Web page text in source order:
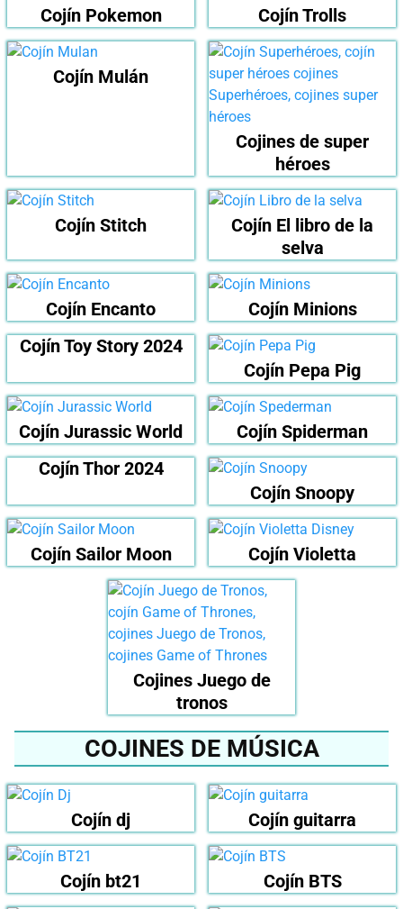
Cojín Pokemon Cojín Trolls
Cojín Mulán
Cojines de super
héroes
Cojín Stitch
Cojín El libro de la
selva
Cojín Encanto
Cojín Minions
Cojín Toy Story 2024
Cojín Pepa Pig
Cojín Jurassic World
Cojín Spiderman
Cojín Thor 2024
Cojín Snoopy
Cojín Sailor Moon Cojín Violetta
Cojines Juego de
tronos
COJINES DE MÚSICA
Cojín dj Cojín guitarra
Cojín bt21 Cojín BTS